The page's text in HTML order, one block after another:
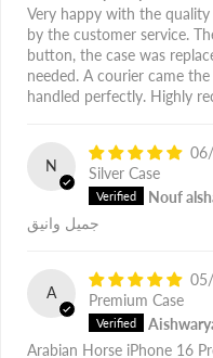
Very happy with the quality
by the customer service.
button, the case was
needed. A courier came
handled perfectly. Highly
N
Silver Case
Nouf
جميل وانيق
A
Premium Case
Arabian Horse iPhone 16